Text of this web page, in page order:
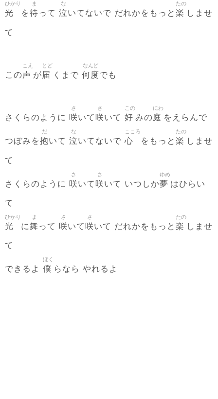
光
ひかり
を待
ま
って 泣
な
いてないで だれかをもっと 楽
たの
しませ
て
この声
こえ
が届
とど
くまで 何度
なんど
でも
さくらのように 咲
さ
いて咲
さ
いて 好
この
みの庭
にわ
をえらんで
つぼみを抱
だ
いて 泣
な
いてないで 心
こころ
をもっと 楽
たの
しませ
て
さくらのように 咲
さ
いて 咲
さ
いて いつしか夢
ゆめ
はひらい
て
光
ひかり
に舞
ま
って 咲
さ
いて咲
さ
いて だれかをもっと 楽
たの
しませ
て
できるよ 僕
ぼく
らなら やれるよ